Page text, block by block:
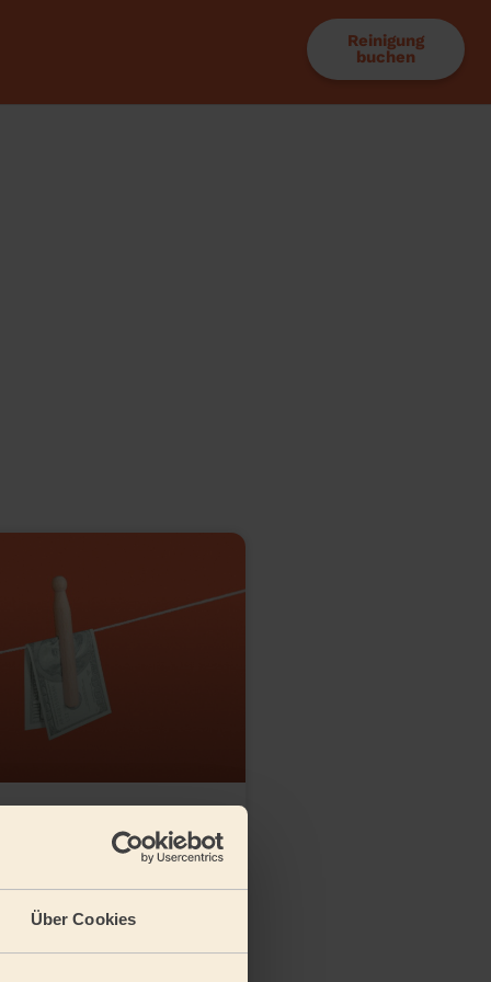
Über Cookies
Reinigung
buchen
Aktionscode
Alles, was du
Preise wissen
musst